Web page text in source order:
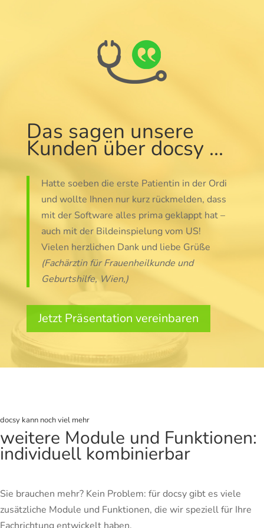
Das sagen unsere
Kunden über docsy …
Hatte soeben die erste Patientin in der Ordi
und wollte Ihnen nur kurz rückmelden, dass
mit der Software alles prima geklappt hat –
auch mit der Bildeinspielung vom US!
Vielen herzlichen Dank und liebe Grüße
(Fachärztin für Frauenheilkunde und
Geburtshilfe, Wien,)
Jetzt Präsentation vereinbaren
docsy kann noch viel mehr
weitere Module und Funktionen:
individuell kombinierbar
Sie brauchen mehr? Kein Problem: für docsy gibt es viele
zusätzliche Module und Funktionen, die wir speziell für Ihre